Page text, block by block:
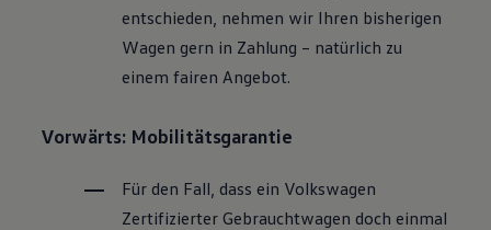
entschieden, nehmen wir Ihren bisherigen
Wagen gern in Zahlung – natürlich zu
einem fairen Angebot.
Vorwärts: Mobilitätsgarantie
Für den Fall, dass ein Volkswagen
Zertifizierter Gebrauchtwagen doch einmal